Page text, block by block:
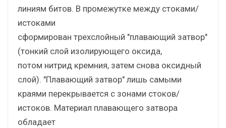
линиям битов. В промежутке между стоками/
истоками
сформирован трехслойный "плавающий затвор"
(тонкий слой изолирующего оксида,
потом нитрид кремния, затем снова оксидный
слой). "Плавающий затвор" лишь самыми
краями перекрывается с зонами стоков/
истоков. Материал плавающего затвора
обладает